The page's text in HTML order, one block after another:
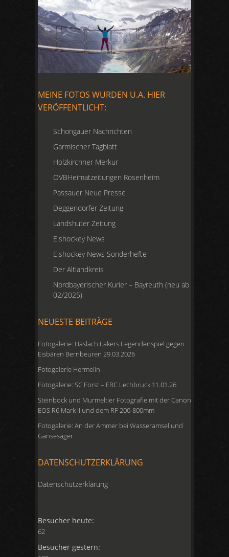
MEINE FOTOS WURDEN U.A. HIER
VERÖFFENTLICHT:
Schongauer Nachrichten
Garmischer Tagblatt
Holzkirchner Merkur
OVBHeimatzeitungen Rosenheim
Passauer Neue Presse
Deggendorfer Zeitung
Landshuter Zeitung
Eishockey News
Eishockey News Sonderhefte
Der Altlandkreis
Nordbayerischer Kurier – Bayreuth (neu ab
02/2025)
NEUESTE BEITRÄGE
Fotogalerie: Haslach Lakers Legendenspiel gegen
Eisbären Bernbeuren 29.03.2026
Fotogalerie Hermelin
Fotogalerie: SC Forst – ERC Lechbruck 11.01.26
Steinbock und Murmeltier Fotografie mit der Canon
EOS R6 Mark II und dem RF 200-800mm
Fotogalerie: An der Ammer bei Wasseramsel und
Gänsesäger
DATENSCHUTZERKLÄRUNG
Datenschutzerklärung
Besucher heute:
62
Besucher gestern: